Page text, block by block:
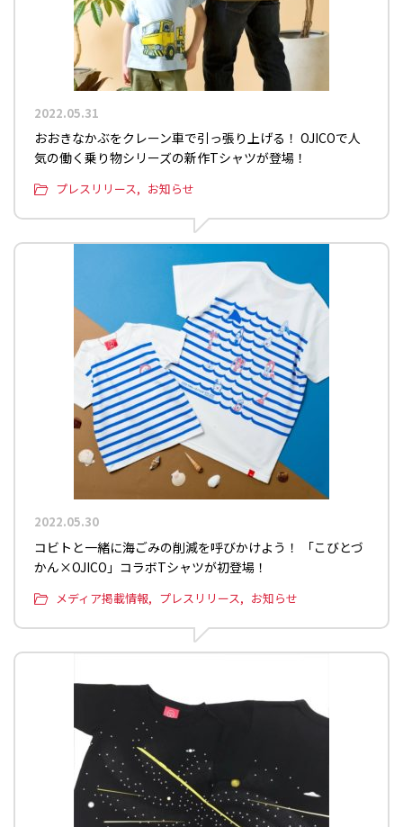
2022.05.31
おおきなかぶをクレーン車で引っ張り上げる！ OJICOで人
気の働く乗り物シリーズの新作Tシャツが登場！
プレスリリース お知らせ
2022.05.30
コビトと一緒に海ごみの削減を呼びかけよう！ 「こびとづ
かん×OJICO」コラボTシャツが初登場！
メディア掲載情報 プレスリリース お知らせ